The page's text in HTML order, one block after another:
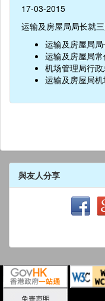
17-03-2015
运输及房屋局局长就
运输及房屋局
运输及房屋局
机场管理局行
运输及房屋局
與友人分享